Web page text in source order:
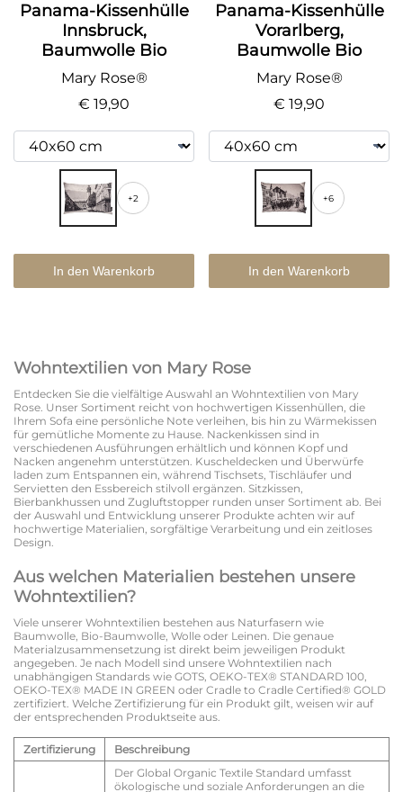
Panama-Kissenhülle
Innsbruck,
Baumwolle Bio
Mary Rose®
€ 19,90
+2
In den Warenkorb
Panama-Kissenhülle
Vorarlberg,
Baumwolle Bio
Mary Rose®
€ 19,90
+6
In den Warenkorb
Wohntextilien von Mary Rose
Entdecken Sie die vielfältige Auswahl an Wohntextilien von Mary
Rose. Unser Sortiment reicht von hochwertigen Kissenhüllen, die
Ihrem Sofa eine persönliche Note verleihen, bis hin zu Wärmekissen
für gemütliche Momente zu Hause. Nackenkissen sind in
verschiedenen Ausführungen erhältlich und können Kopf und
Nacken angenehm unterstützen. Kuscheldecken und Überwürfe
laden zum Entspannen ein, während Tischsets, Tischläufer und
Servietten den Essbereich stilvoll ergänzen. Sitzkissen,
Bierbankhussen und Zugluftstopper runden unser Sortiment ab. Bei
der Auswahl und Entwicklung unserer Produkte achten wir auf
hochwertige Materialien, sorgfältige Verarbeitung und ein zeitloses
Design.
Aus welchen Materialien bestehen unsere
Wohntextilien?
Viele unserer Wohntextilien bestehen aus Naturfasern wie
Baumwolle, Bio-Baumwolle, Wolle oder Leinen. Die genaue
Materialzusammensetzung ist direkt beim jeweiligen Produkt
angegeben. Je nach Modell sind unsere Wohntextilien nach
unabhängigen Standards wie GOTS, OEKO-TEX® STANDARD 100,
OEKO-TEX® MADE IN GREEN oder Cradle to Cradle Certified® GOLD
zertifiziert. Welche Zertifizierung für ein Produkt gilt, weisen wir auf
der entsprechenden Produktseite aus.
Zertifizierung
Beschreibung
Der Global Organic Textile Standard umfasst
ökologische und soziale Anforderungen an die